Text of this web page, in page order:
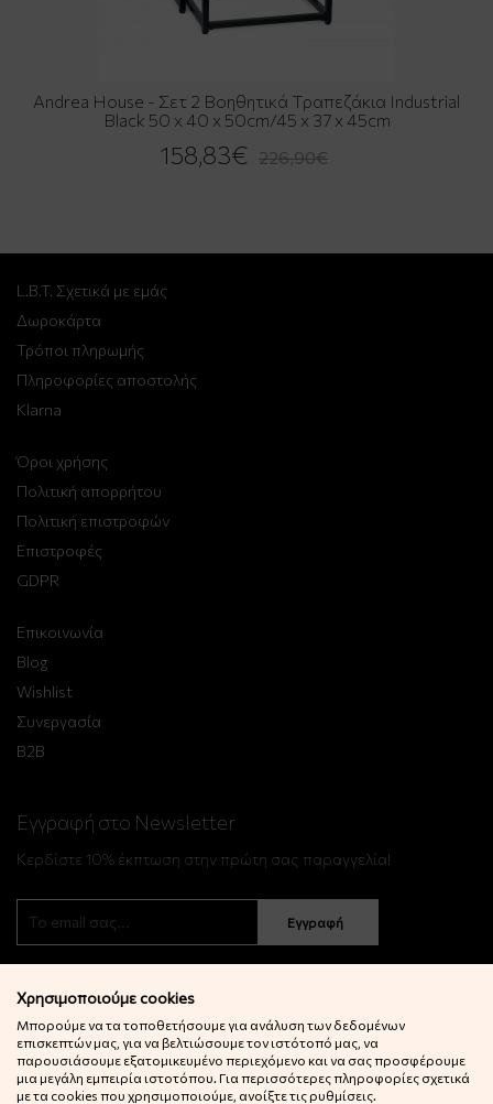
Andrea House - Σετ 2 Βοηθητικά Τραπεζάκια Industrial
Black 50 x 40 x 50cm/45 x 37 x 45cm
158,83€ 226,90€
L.B.T. Σχετικά με εμάς
Δωροκάρτα
Τρόποι πληρωμής
Πληροφορίες αποστολής
Klarna
Όροι χρήσης
Πολιτική απορρήτου
Πολιτική επιστροφών
Επιστροφές
GDPR
Επικοινωνία
Blog
Wishlist
Συνεργασία
B2B
Εγγραφή στο Newsletter
Κερδίστε 10% έκπτωση στην πρώτη σας παραγγελία!
Εγγραφή
© 2022 Little Big Things. Αll rights reserved.
Χρησιμοποιούμε cookies
Μπορούμε να τα τοποθετήσουμε για ανάλυση των δεδομένων
επισκεπτών μας, για να βελτιώσουμε τον ιστότοπό μας, να
παρουσιάσουμε εξατομικευμένο περιεχόμενο και να σας προσφέρουμε
μια μεγάλη εμπειρία ιστοτόπου. Για περισσότερες πληροφορίες σχετικά
με τα cookies που χρησιμοποιούμε, ανοίξτε τις ρυθμίσεις.